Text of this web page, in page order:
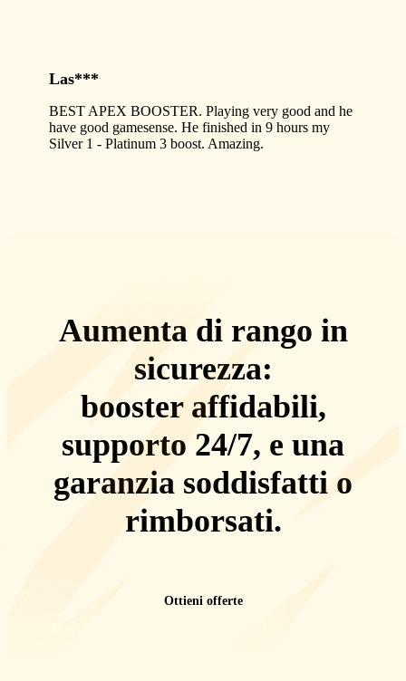
Las***
BEST APEX BOOSTER. Playing very good and he
have good gamesense. He finished in 9 hours my
Silver 1 - Platinum 3 boost. Amazing.
Aumenta di rango in
sicurezza:
booster affidabili,
supporto 24/7, e una
garanzia soddisfatti o
rimborsati.
Ottieni offerte